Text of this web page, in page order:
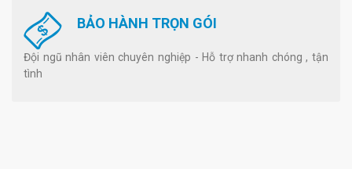
BẢO HÀNH TRỌN GÓI
Đội ngũ nhân viên chuyên nghiệp - Hỗ trợ nhanh chóng , tận
tình